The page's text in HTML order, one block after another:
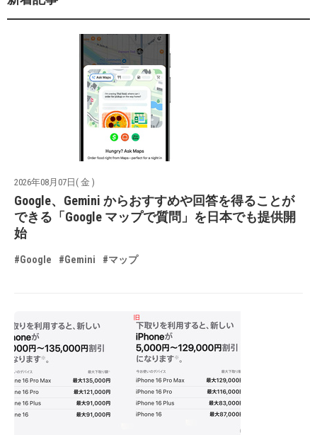
2026年08月07日( 金 )
Google、Gemini からおすすめや回答を得ることが
できる「Google マップで質問」を日本でも提供開
始
#Google #Gemini #マップ